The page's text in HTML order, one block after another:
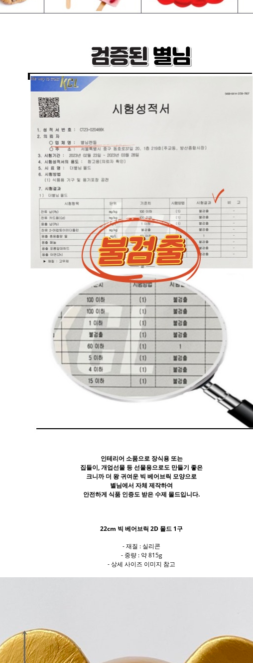
인테리어 소품으로 장식용 또는
집들이, 개업선물 등 선물용으로도 만들기 좋은
크니까 더 왕 귀여운 빅 베어브릭 모양으로
별님에서 자체 제작하여
안전하게 식품 인증도 받은 수제 몰드입니다.
22cm 빅 베어브릭 2D 몰드 1구
- 재질 : 실리콘
- 중량 : 약 815g
- 상세 사이즈 이미지 참고